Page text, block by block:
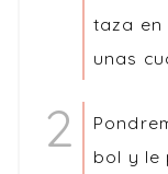
taza en
unas
bol y le